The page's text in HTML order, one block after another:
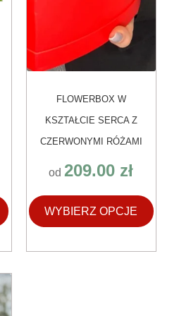
FLOWERBOX W
KSZTAŁCIE SERCA Z
CZERWONYMI RÓŻAMI
od209.00 zł
WYBIERZ OPCJE